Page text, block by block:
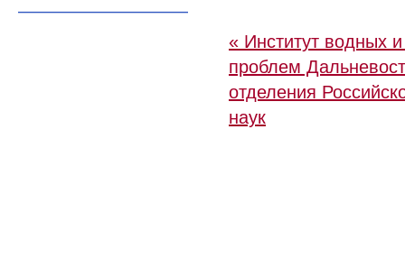
« Институт водных и
проблем
отделения
наук